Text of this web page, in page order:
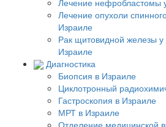
Лечение опухоли
Израиле
Рак щитовидной железы
Израиле
Диагностика
Биопсия в Израиле
Циклотронный
Гастроскопия в Израиле
МРТ в Израиле